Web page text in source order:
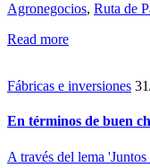
Agronegocios, Ruta de
Read more
Fábricas e inversiones
En términos de buen
A través del lema